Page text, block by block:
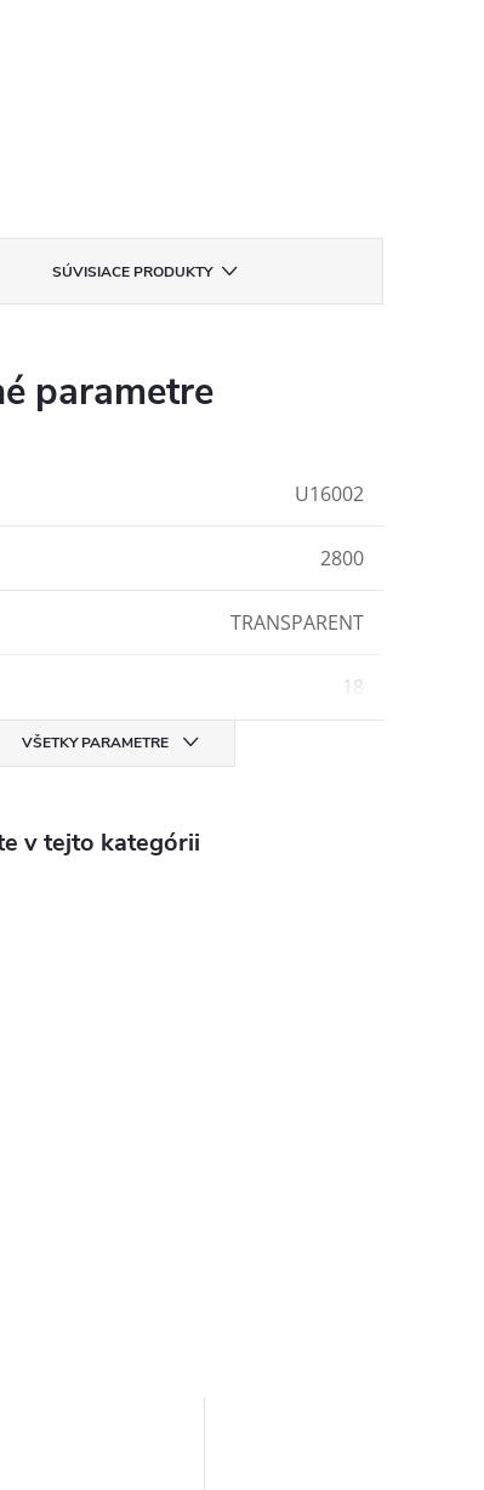
SÚVISIACE PRODUKTY
parametre
U16002
2800
TRANSPARENT
18
VŠETKY PARAMETRE
v tejto kategórii